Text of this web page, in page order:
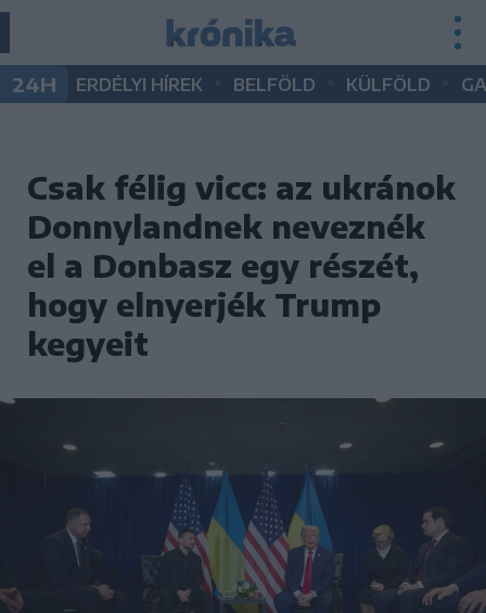
24H ERDÉLYI HÍREK BELFÖLD KÜLFÖLD
Csak félig vicc: az ukránok
Donnylandnek neveznék
el a Donbasz egy részét,
hogy elnyerjék Trump
kegyeit